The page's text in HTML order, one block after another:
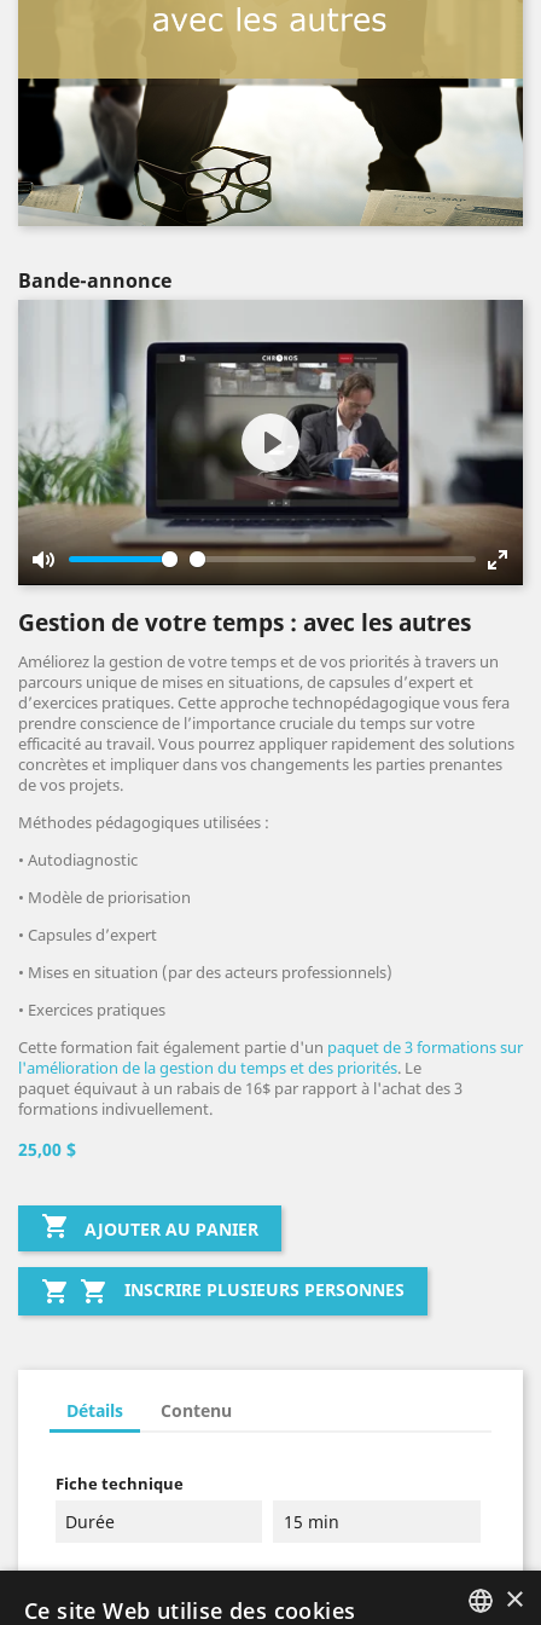
Bande-annonce
Mute
Enter
Play
Gestion de votre temps : avec les autres
Améliorez la gestion de votre temps et de vos priorités à travers un
parcours unique de mises en situations, de capsules d’expert et
d’exercices pratiques. Cette approche technopédagogique vous fera
prendre conscience de l’importance cruciale du temps sur votre
efficacité au travail. Vous pourrez appliquer rapidement des solutions
concrètes et impliquer dans vos changements les parties prenantes
de vos projets.
Méthodes pédagogiques utilisées :
• Autodiagnostic
• Modèle de priorisation
• Capsules d’expert
• Mises en situation (par des acteurs professionnels)
• Exercices pratiques
Cette formation fait également partie d'un paquet de 3 formations sur
l'amélioration de la gestion du temps et des priorités. Le
paquet équivaut à un rabais de 16$ par rapport à l'achat des 3
formations indivuellement.
25,00 $
 AJOUTER AU PANIER
  INSCRIRE PLUSIEURS PERSONNES
Détails Contenu
Fiche technique
Durée 15 min
×
Ce site Web utilise des cookies